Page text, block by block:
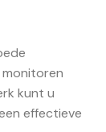
kunt u
effectieve